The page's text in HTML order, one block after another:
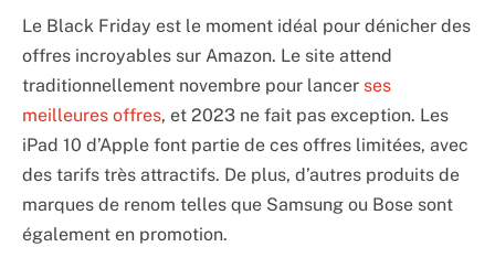
Le Black Friday est le moment idéal pour dénicher des
offres incroyables sur Amazon. Le site attend
traditionnellement novembre pour lancer ses
meilleures offres, et 2023 ne fait pas exception. Les
iPad 10 d’Apple font partie de ces offres limitées, avec
des tarifs très attractifs. De plus, d’autres produits de
marques de renom telles que Samsung ou Bose sont
également en promotion.